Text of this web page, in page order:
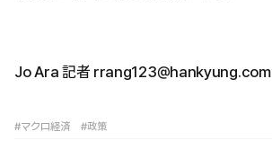
Jo Ara 記者 rrang123@hankyung.com
#マクロ経済 #政策